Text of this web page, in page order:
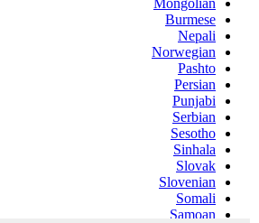
Mongolian
Burmese
Nepali
Norwegian
Pashto
Persian
Punjabi
Serbian
Sesotho
Sinhala
Slovak
Slovenian
Somali
Samoan